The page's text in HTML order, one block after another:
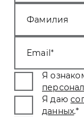
Фамилия
Email
Я
Я даю
данных.*